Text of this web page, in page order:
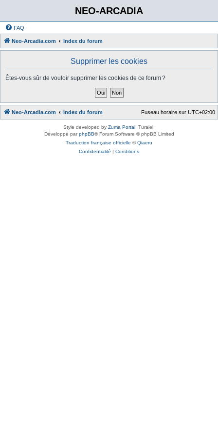
NEO-ARCADIA
FAQ
Neo-Arcadia.com Index du forum
Supprimer les cookies
Êtes-vous sûr de vouloir supprimer les cookies de ce forum ?
Neo-Arcadia.com Index du forum Fuseau horaire sur UTC+02:00
Style developed by Zuma Portal , Turaiel,
Développé parphpBB® Forum Software © phpBB Limited
Traduction française officielle ©Qiaeru
Confidentialité | Conditions